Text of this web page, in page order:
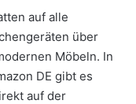
auf alle
über
Möbeln. In
DE gibt es
auf der